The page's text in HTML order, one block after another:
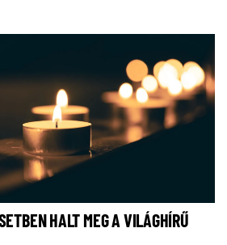
HALT MEG A VILÁGHÍRŰ